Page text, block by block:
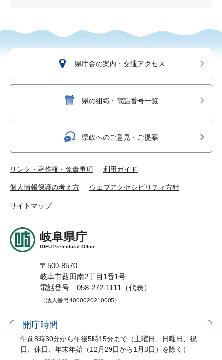
県庁舎の案内・交通アクセス
県の組織・電話番号一覧
県政へのご意見・ご提案
リンク・著作権・免責事項 利用ガイド
個人情報保護の考え方 ウェブアクセシビリティ方針
サイトマップ
岐阜県庁
GIFU Prefectural Office
〒500-8570
岐阜市薮田南2丁目1番1号
電話番号 058-272-1111（代表）
（法人番号4000020210005）
開庁時間
午前8時30分から午後5時15分まで （土曜日、日曜日、祝
日、休日、年末年始（12月29日から1月3日）を除く）